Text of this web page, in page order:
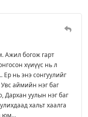
Ажил богож гарт
хүиүүс нь л
Ер нь энэ сонгуулийг
аймийн нэг баг
Дархан уулын нэг баг
хальт хаалга
юм...